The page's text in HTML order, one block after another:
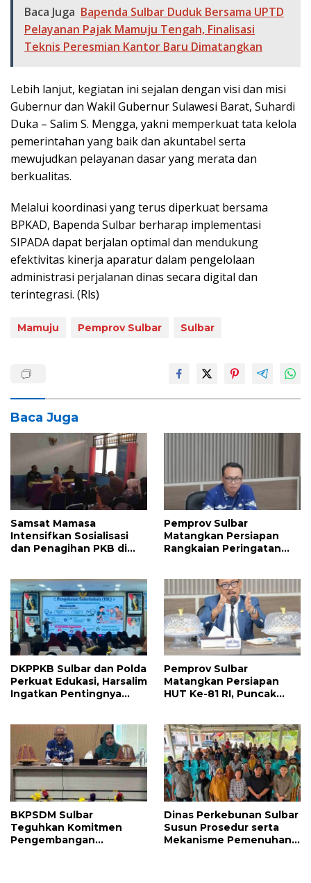
Baca Juga Bapenda Sulbar Duduk Bersama UPTD
Pelayanan Pajak Mamuju Tengah, Finalisasi
Teknis Peresmian Kantor Baru Dimatangkan
Lebih lanjut, kegiatan ini sejalan dengan visi dan misi
Gubernur dan Wakil Gubernur Sulawesi Barat, Suhardi
Duka – Salim S. Mengga, yakni memperkuat tata kelola
pemerintahan yang baik dan akuntabel serta
mewujudkan pelayanan dasar yang merata dan
berkualitas.
Melalui koordinasi yang terus diperkuat bersama
BPKAD, Bapenda Sulbar berharap implementasi
SIPADA dapat berjalan optimal dan mendukung
efektivitas kinerja aparatur dalam pengelolaan
administrasi perjalanan dinas secara digital dan
terintegrasi. (Rls)
Mamuju Pemprov Sulbar Sulbar
Baca Juga
Samsat Mamasa
Intensifkan Sosialisasi
dan Penagihan PKB di
Pajak
Pemprov Sulbar
Matangkan Persiapan
Rangkaian Peringatan
DKPPKB Sulbar dan Polda
Perkuat Edukasi, Harsalim
Ingatkan Pentingnya
Pemprov Sulbar
Matangkan Persiapan
HUT Ke-81 RI, Puncak
BKPSDM Sulbar
Teguhkan Komitmen
Pengembangan
Dinas Perkebunan Sulbar
Susun Prosedur serta
Mekanisme Pemenuhan